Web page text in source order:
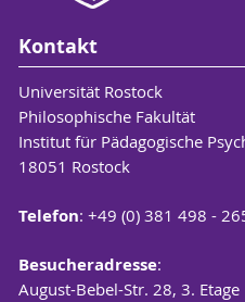
Kontakt
Universität Rostock
Philosophische Fakultät
Institut für Pädagogische
18051 Rostock
Telefon: +49 (0) 381 498 -
Besucheradresse:
August-Bebel-Str. 28, 3. Etage